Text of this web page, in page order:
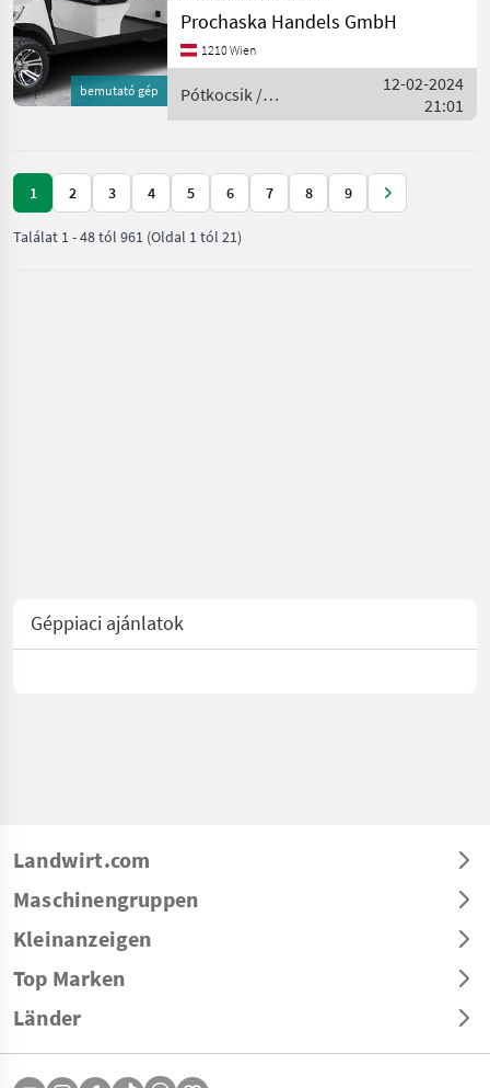
bemutató gép
Hotelliere, Camping oder
Freizeit. Perfekte Technik
und überragende
Transportcar zum treuen
Prochaska Handels GmbH
1210 Wien
Pótkocsik /
Sonstige
12-02-2024
21:01
1 2 3 4 5 6 7 8 9
Találat 1-48tól 961 (Oldal 1 tól 21)
Géppiaci ajánlatok
Landwirt.com
Maschinengruppen
Kleinanzeigen
Top Marken
Länder